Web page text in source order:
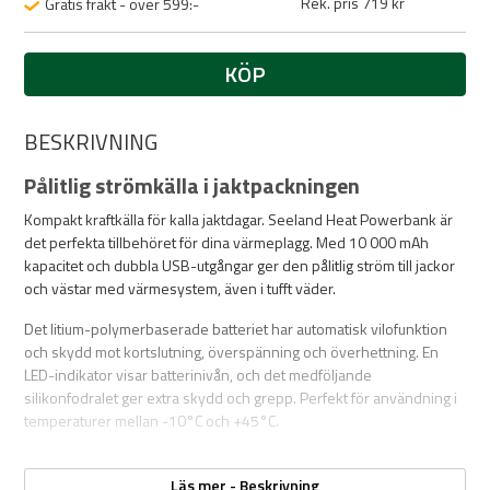
KÖP
BESKRIVNING
Pålitlig strömkälla i jaktpackningen
Kompakt kraftkälla för kalla jaktdagar. Seeland Heat Powerbank är
det perfekta tillbehöret för dina värmeplagg. Med 10 000 mAh
kapacitet och dubbla USB-utgångar ger den pålitlig ström till jackor
och västar med värmesystem, även i tufft väder.
Det litium-polymerbaserade batteriet har automatisk vilofunktion
och skydd mot kortslutning, överspänning och överhettning. En
LED-indikator visar batterinivån, och det medföljande
silikonfodralet ger extra skydd och grepp. Perfekt för användning i
temperaturer mellan -10°C och +45°C.
Läs mer - Beskrivning